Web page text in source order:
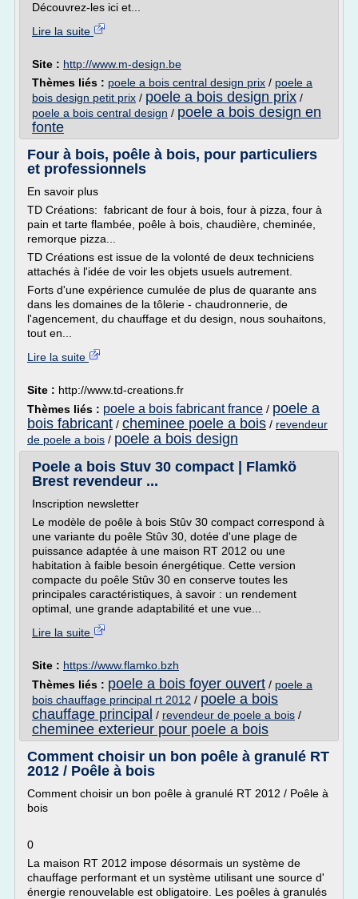
Découvrez-les ici et...
Lire la suite
Site : http://www.m-design.be
Thèmes liés : poele a bois central design prix / poele a
bois design petit prix / poele a bois design prix /
poele a bois central design / poele a bois design en
fonte
Four à bois, poêle à bois, pour particuliers
et professionnels
En savoir plus
TD Créations: fabricant de four à bois, four à pizza, four à
pain et tarte flambée, poêle à bois, chaudière, cheminée,
remorque pizza...
TD Créations est issue de la volonté de deux techniciens
attachés à l'idée de voir les objets usuels autrement.
Forts d'une expérience cumulée de plus de quarante ans
dans les domaines de la tôlerie - chaudronnerie, de
l'agencement, du chauffage et du design, nous souhaitons,
tout en...
Lire la suite
Site : http://www.td-creations.fr
Thèmes liés : poele a bois fabricant france / poele a
bois fabricant / cheminee poele a bois / revendeur
de poele a bois / poele a bois design
Poele a bois Stuv 30 compact | Flamkö
Brest revendeur ...
Inscription newsletter
Le modèle de poêle à bois Stûv 30 compact correspond à
une variante du poêle Stûv 30, dotée d'une plage de
puissance adaptée à une maison RT 2012 ou une
habitation à faible besoin énergétique. Cette version
compacte du poêle Stûv 30 en conserve toutes les
principales caractéristiques, à savoir : un rendement
optimal, une grande adaptabilité et une vue...
Lire la suite
Site : https://www.flamko.bzh
Thèmes liés : poele a bois foyer ouvert / poele a
bois chauffage principal rt 2012 / poele a bois
chauffage principal / revendeur de poele a bois /
cheminee exterieur pour poele a bois
Comment choisir un bon poêle à granulé RT
2012 / Poêle à bois
Comment choisir un bon poêle à granulé RT 2012 / Poêle à
bois
0
La maison RT 2012 impose désormais un système de
chauffage performant et un système utilisant une source d'
énergie renouvelable est obligatoire. Les poêles à granulés